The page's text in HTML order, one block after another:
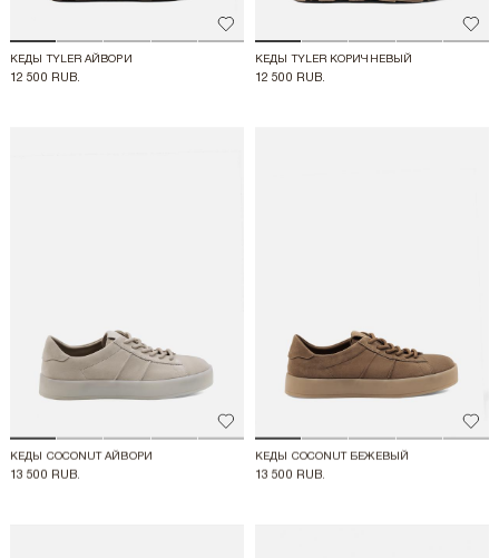
Добавить в избранное
КЕДЫ TYLER АЙВОРИ
12 500 RUB.
КЕДЫ TYLER КОРИЧНЕВЫЙ
12 500 RUB.
Добавить в избранное
КЕДЫ COCONUT АЙВОРИ
13 500 RUB.
КЕДЫ COCONUT БЕЖЕВЫЙ
13 500 RUB.